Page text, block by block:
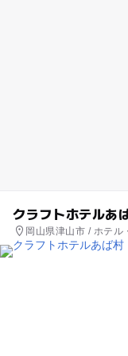
クラフトホテルあ
岡山県津山市 / ホテル